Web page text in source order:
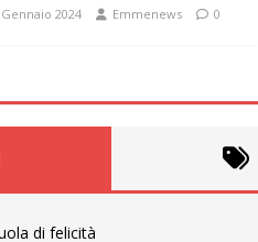
2024 Emmenews 0
di felicità